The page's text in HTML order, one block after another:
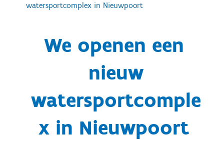
watersportcomplex in Nieuwpoort
We openen een
nieuw
watersportcomple
x in Nieuwpoort